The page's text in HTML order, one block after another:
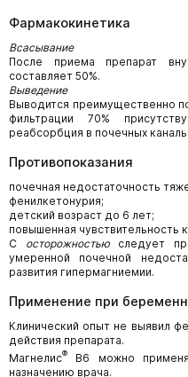
Фармакокинетика
Всасывание
После приема препарат
составляет 50%.
Выведение
Выводится преимущественно
фильтрации 70%
реабсорбция в почечных
Противопоказания
почечная недостаточность
фенилкетонурия;
детский возраст до 6 лет;
повышенная чувствительность
С осторожностью следует
умеренной почечной
развития гипермагниемии.
Применение при
Клинический опыт не выявил
действия препарата.
Магнелис®
В6 можно
назначению врача.